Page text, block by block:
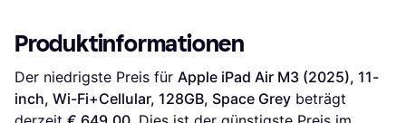
Produktinformationen
Der niedrigste Preis für Apple iPad Air M3 (2025), 11-
inch, Wi-Fi+Cellular, 128GB, Space Grey beträgt